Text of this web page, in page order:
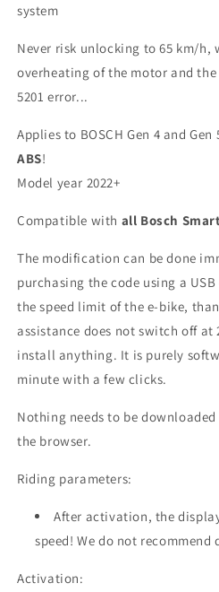
system
Never risk unlocking to 65 km/h,
overheating of the motor and
5201 error...
Applies to BOSCH Gen 4 and
ABS!
Model year 2022+
Compatible with all Bosch
The modification can be done
purchasing the code using a
the speed limit of the e-bike,
assistance does not switch off at
install anything. It is purely
minute with a few clicks.
Nothing needs to be
the browser.
Riding parameters:
After activation, the
speed! We do not recommend
Activation: